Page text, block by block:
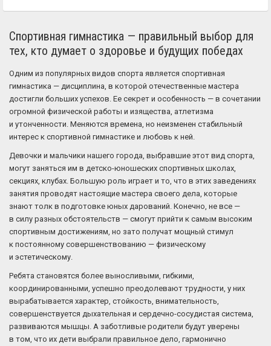
Спортивная гимнастика — правильный выбор для
тех, кто думает о здоровье и будущих победах
Одним из популярных видов спорта является спортивная
гимнастика — дисциплина, в которой отечественные мастера
достигли больших успехов. Ее секрет и особенность — в сочетании
огромной физической работы и изящества, атлетизма
и утонченности. Меняются времена, но неизменен стабильный
интерес к спортивной гимнастике и любовь к ней.
Девочки и мальчики нашего города, выбравшие этот вид спорта,
могут заняться им в детско-юношеских спортивных школах,
секциях, клубах. Большую роль играет и то, что в этих заведениях
занятия проводят настоящие мастера своего дела, которые
знают толк в подготовке юных дарований. Конечно, не все —
в силу разных обстоятельств — смогут прийти к самым высоким
спортивным достижениям, но зато получат мощный стимул
к постоянному совершенствованию — физическому
и эстетическому.
Ребята становятся более выносливыми, гибкими,
координированными, успешно преодолевают трудности, у них
вырабатывается характер, стойкость, внимательность,
совершенствуется дыхательная и сердечно-сосудистая система,
развиваются мышцы. А заботливые родители будут уверены
в том, что их дети выбрали правильное дело, гармонично